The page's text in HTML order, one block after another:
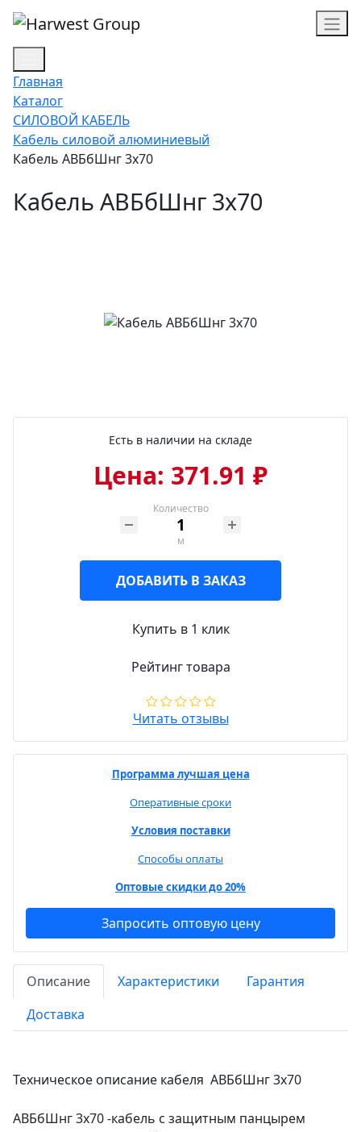
Главная
Каталог
СИЛОВОЙ КАБЕЛЬ
Кабель силовой алюминиевый
Кабель АВБбШнг 3х70
Кабель АВБбШнг 3х70
Есть в наличии на складе
Цена: 371.91 ₽
Количество
м
ДОБАВИТЬ В ЗАКАЗ
Купить в 1 клик
Рейтинг товара
Читать отзывы
Программа лучшая цена
Оперативные сроки
Условия поставки
Способы оплаты
Оптовые скидки до 20%
Запросить оптовую цену
Описание Характеристики
Гарантия
Доставка
Техническое описание кабеля АВБбШнг 3х70
АВБбШнг 3х70 -кабель с защитным панцырем